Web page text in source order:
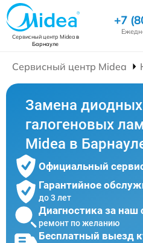
Сервисный центр Mideaв
Барнауле
+7
Сервисный центр Midea
Замена
галогеновых
Midea в
Официальный
Гарантийное
до 3 лет
Диагностика за наш
ремонт по желанию
Бесплатный выезд